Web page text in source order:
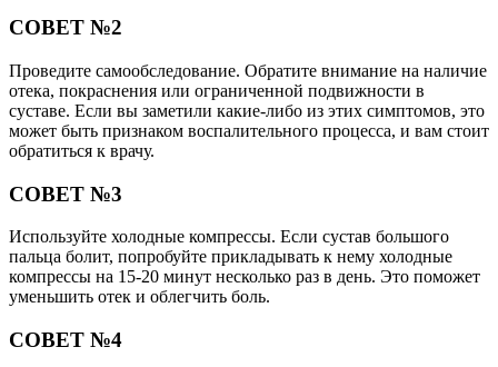
СОВЕТ №2
Проведите самообследование. Обратите внимание на наличие
отека, покраснения или ограниченной подвижности в
суставе. Если вы заметили какие-либо из этих симптомов, это
может быть признаком воспалительного процесса, и вам стоит
обратиться к врачу.
СОВЕТ №3
Используйте холодные компрессы. Если сустав большого
пальца болит, попробуйте прикладывать к нему холодные
компрессы на 15-20 минут несколько раз в день. Это поможет
уменьшить отек и облегчить боль.
СОВЕТ №4